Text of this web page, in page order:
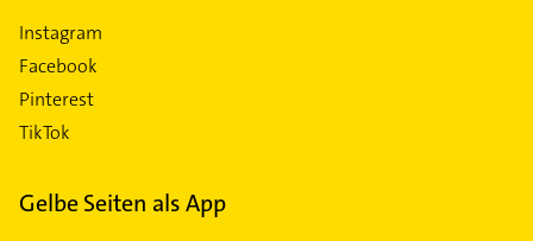
Instagram
Facebook
Pinterest
TikTok
Gelbe Seiten als App